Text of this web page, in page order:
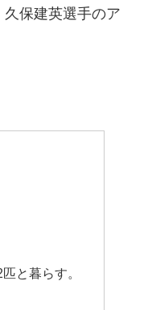
保建英選手のア
と暮らす。